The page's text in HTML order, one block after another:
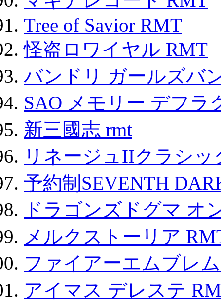
Tree of Savior RMT
怪盗ロワイヤル RMT
バンドリ ガールズバ
SAO メモリー デフラ
新三國志 rmt
リネージュIIクラシ
予約制SEVENTH
ドラゴンズドグマ オ
メルクストーリア
ファイアーエムブレ
アイマス デレステ